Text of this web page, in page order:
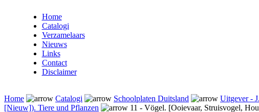
Home
Catalogi
Verzamelaars
Nieuws
Links
Contact
Disclaimer
Home Catalogi Schoolplaten Duitsland Uitgever -
[Nieuw]). Tiere und Pflanzen
11 - Vögel. [Ooievaar, Struisvogel,